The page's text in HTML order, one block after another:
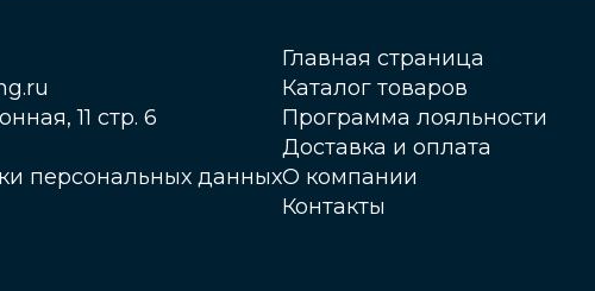
11 стр. 6
персональных данных
Главная страница
Каталог товаров
Программа лояльности
Доставка и оплата
О компании
Контакты